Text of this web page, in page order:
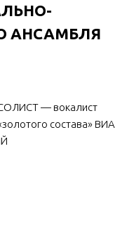
АНСАМБЛЯ
— вокалист
состава» ВИА